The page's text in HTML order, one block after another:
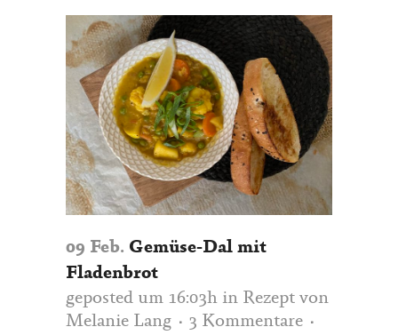
09 Feb. Gemüse-Dal mit
Fladenbrot
geposted um 16:03h in Rezept von
Melanie Lang
3 Kommentare